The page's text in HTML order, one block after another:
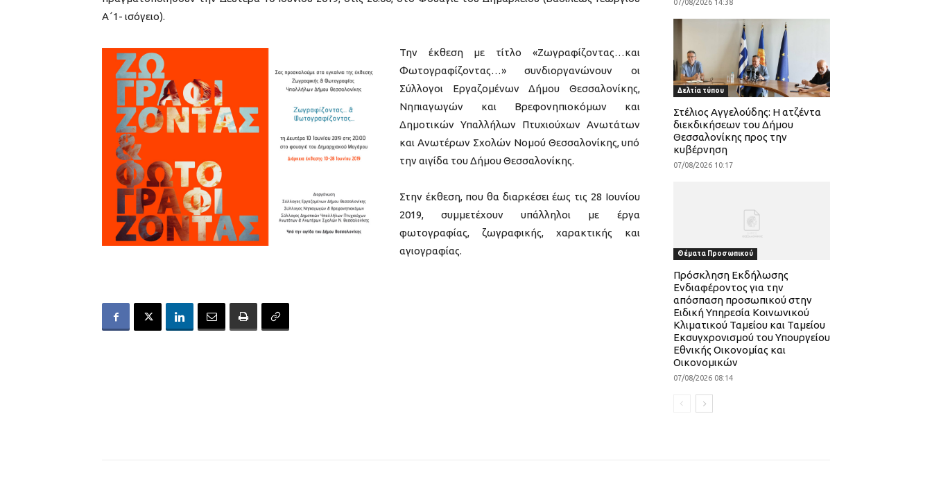
Α΄1- ισόγειο).
Την έκθεση με τίτλο «Ζωγραφίζοντας…και
Φωτογραφίζοντας…» συνδιοργανώνουν οι
Σύλλογοι Εργαζομένων Δήμου Θεσσαλονίκης,
Νηπιαγωγών και Βρεφονηπιοκόμων και
Δημοτικών Υπαλλήλων Πτυχιούχων Ανωτάτων
και Ανωτέρων Σχολών Νομού Θεσσαλονίκης, υπό
την αιγίδα του Δήμου Θεσσαλονίκης.
Στην έκθεση, που θα διαρκέσει έως τις 28 Ιουνίου
2019, συμμετέχουν υπάλληλοι με έργα
φωτογραφίας, ζωγραφικής, χαρακτικής και
αγιογραφίας.
07/08/2026 14:38
Δελτία τύπου
Στέλιος Αγγελούδης: Η ατζέντα
διεκδικήσεων του Δήμου
Θεσσαλονίκης προς την
κυβέρνηση
07/08/2026 10:17
Θέματα Προσωπικού
Πρόσκληση Εκδήλωσης
Ενδιαφέροντος για την
απόσπαση προσωπικού στην
Ειδική Υπηρεσία Κοινωνικού
Κλιματικού Ταμείου και Ταμείου
Εκσυγχρονισμού του Υπουργείου
Εθνικής Οικονομίας και
Οικονομικών
07/08/2026 08:14